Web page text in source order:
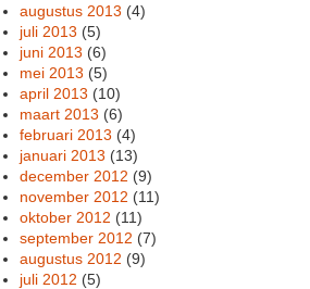
augustus 2013 (4)
juli 2013 (5)
juni 2013 (6)
mei 2013 (5)
april 2013 (10)
maart 2013 (6)
februari 2013 (4)
januari 2013 (13)
december 2012 (9)
november 2012 (11)
oktober 2012 (11)
september 2012 (7)
augustus 2012 (9)
juli 2012 (5)